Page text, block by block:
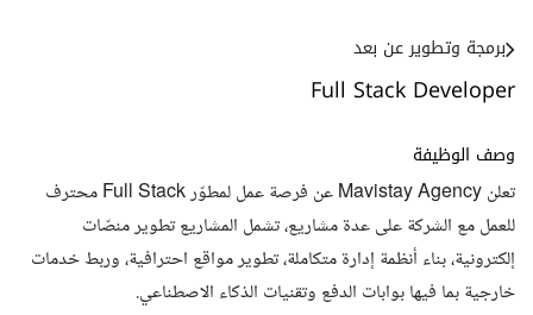
Full Stack Developer
برمجة وتطوير عن بعد
وصف الوظيفة
تعلن Mavistay Agency عن فرصة عمل لمطوّر Full Stack محترف
للعمل مع الشركة على عدة مشاريع، تشمل المشاريع تطوير منصّات
إلكترونية، بناء أنظمة إدارة متكاملة، تطوير مواقع احترافية، وربط خدمات
خارجية بما فيها بوابات الدفع وتقنيات الذكاء الاصطناعي.